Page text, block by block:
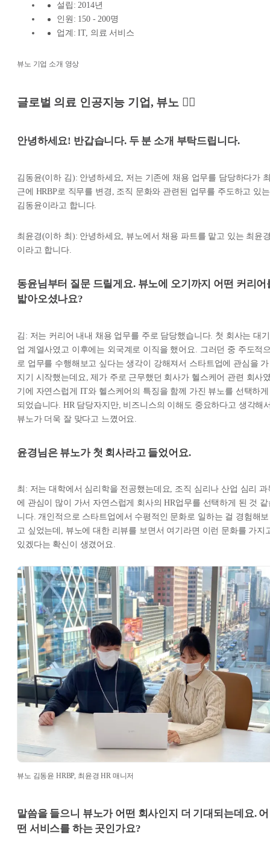
설립: 2014년
인원: 150 - 200명
업계: IT, 의료 서비스
뷰노 기업 소개 영상
글로벌 의료 인공지능 기업, 뷰노 👨‍⚕️
안녕하세요! 반갑습니다. 두 분 소개 부탁드립니다.
김동윤(이하 김): 안녕하세요, 저는 기존에 채용 업무를 담당하다가
근에 HRBP로 직무를 변경, 조직 문화와 관련된 업무를 주도하고 있는
김동윤이라고 합니다.
최윤경(이하 최): 안녕하세요, 뷰노에서 채용 파트를 맡고 있는 최윤
이라고 합니다.
동윤님부터 질문 드릴게요. 뷰노에 오기까지 어떤 커리어
밟아오셨나요?
김: 저는 커리어 내내 채용 업무를 주로 담당했습니다. 첫 회사는 대기
업 계열사였고 이후에는 외국계로 이직을 했어요. 그러던 중 주도적
로 업무를 수행해보고 싶다는 생각이 강해져서 스타트업에 관심을 가
지기 시작했는데요, 제가 주로 근무했던 회사가 헬스케어 관련 회사
기에 자연스럽게 IT와 헬스케어의 특징을 함께 가진 뷰노를 선택하게
되었습니다. HR 담당자지만, 비즈니스의 이해도 중요하다고 생각해
뷰노가 더욱 잘 맞다고 느꼈어요.
윤경님은 뷰노가 첫 회사라고 들었어요.
최: 저는 대학에서 심리학을 전공했는데요, 조직 심리나 산업 심리 과
에 관심이 많이 가서 자연스럽게 회사의 HR업무를 선택하게 된 것 같
니다. 개인적으로 스타트업에서 수평적인 문화로 일하는 걸 경험해보
고 싶었는데, 뷰노에 대한 리뷰를 보면서 여기라면 이런 문화를 가지
있겠다는 확신이 생겼어요.
뷰노 김동윤 HRBP, 최윤경 HR 매니저
말씀을 들으니 뷰노가 어떤 회사인지 더 기대되는데요. 어
떤 서비스를 하는 곳인가요?